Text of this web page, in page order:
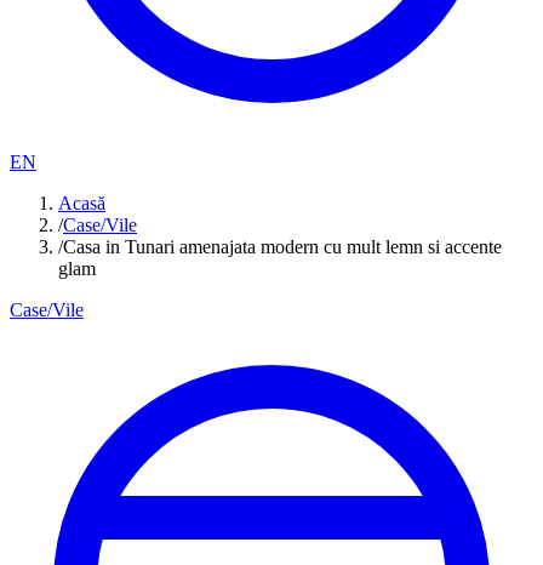
EN
Acasă
/Case/Vile
/Casa in Tunari amenajata modern cu mult lemn si accente
glam
Case/Vile